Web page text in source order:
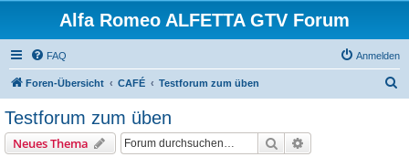
Alfa Romeo ALFETTA GTV Forum
FAQ Anmelden
Foren-Übersicht CAFÉ Testforum zum üben
Testforum zum üben
Neues Thema Suche